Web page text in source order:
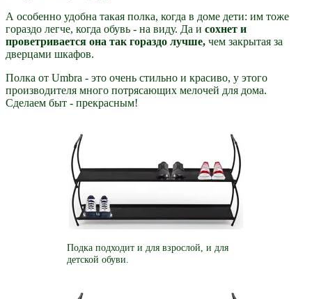
А особенно удобна такая полка, когда в доме дети: им тоже
гораздо легче, когда обувь - на виду. Да и сохнет и
проветривается она так гораздо лучше, чем закрытая за
дверцами шкафов.
Полка от Umbra - это очень стильно и красиво, у этого
производителя много потрясающих мелочей для дома.
Сделаем быт - прекрасным!
Подка подходит и для взрослой, и для
детской обуви.